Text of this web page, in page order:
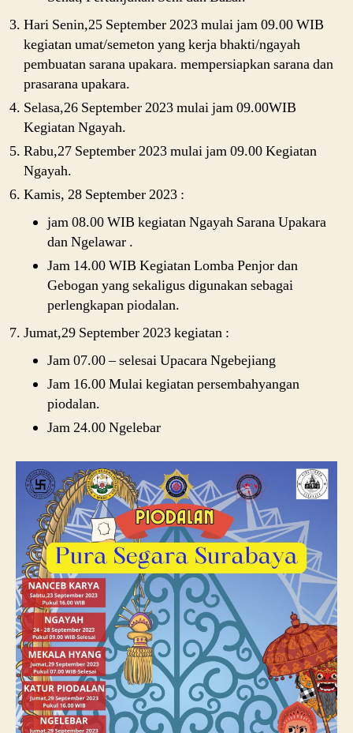
Hari Senin,25 September 2023 mulai jam 09.00 WIB
kegiatan umat/semeton yang kerja bhakti/ngayah
pembuatan sarana upakara. mempersiapkan sarana dan
prasarana upakara.
Selasa,26 September 2023 mulai jam 09.00WIB
Kegiatan Ngayah.
Rabu,27 September 2023 mulai jam 09.00 Kegiatan
Ngayah.
Kamis, 28 September 2023 :
jam 08.00 WIB kegiatan Ngayah Sarana Upakara
dan Ngelawar .
Jam 14.00 WIB Kegiatan Lomba Penjor dan
Gebogan yang sekaligus digunakan sebagai
perlengkapan piodalan.
Jumat,29 September 2023 kegiatan :
Jam 07.00 – selesai Upacara Ngebejiang
Jam 16.00 Mulai kegiatan persembahyangan
piodalan.
Jam 24.00 Ngelebar